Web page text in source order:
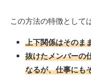
この方法の特徴として
上下関係はそのま
抜けたメンバーの
なるが、仕事にも